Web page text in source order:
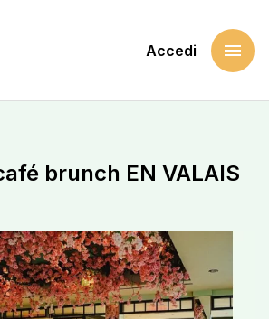
Accedi menu
brunch EN VALAIS